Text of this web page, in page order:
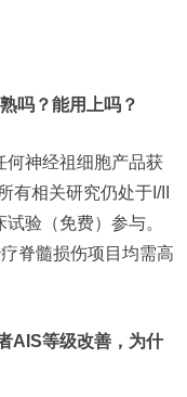
吗？能用上吗？
何神经祖细胞产品获
有相关研究仍处于I/II
验（免费）参与。
脊髓损伤项目均需高
AIS等级改善，为什